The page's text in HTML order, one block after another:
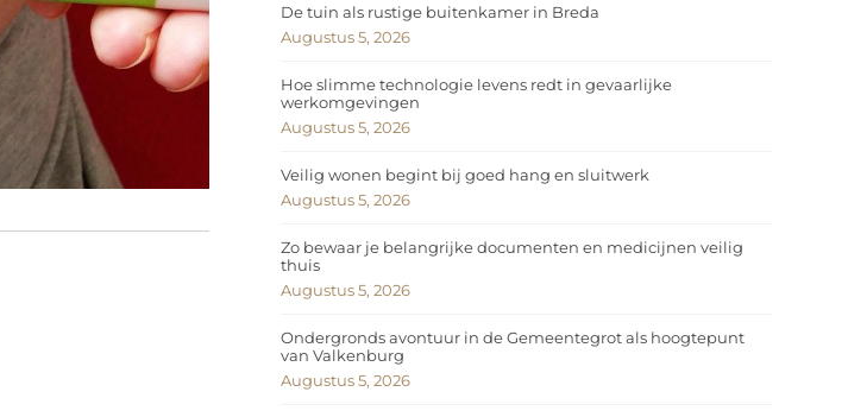
De tuin als rustige buitenkamer in Breda
Augustus 5, 2026
Hoe slimme technologie levens redt in gevaarlijke
werkomgevingen
Augustus 5, 2026
Veilig wonen begint bij goed hang en sluitwerk
Augustus 5, 2026
Zo bewaar je belangrijke documenten en medicijnen veilig
thuis
Augustus 5, 2026
Ondergronds avontuur in de Gemeentegrot als hoogtepunt
van Valkenburg
Augustus 5, 2026